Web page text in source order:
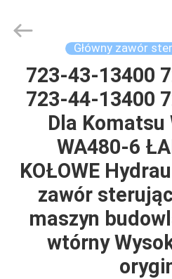
DOM
PRODUKTY
FILMY
POKAZ
Machinery
Reserved.
Główny zawór
723-43-13400
723-44-13400
Dla Komatsu
WA480-6
KOŁOWE
zawór
maszyn
wtórny